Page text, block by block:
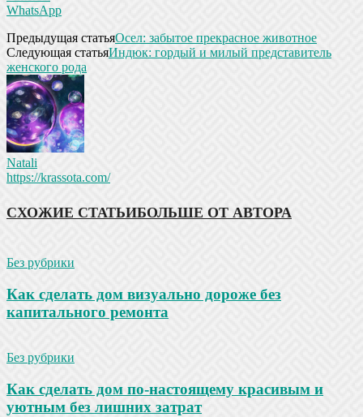
WhatsApp
Предыдущая статьяОсел: забытое прекрасное животное
Следующая статьяИндюк: гордый и милый представитель
женского рода
Natali
https://krassota.com/
СХОЖИЕ СТАТЬИБОЛЬШЕ ОТ АВТОРА
Без рубрики
Как сделать дом визуально дороже без
капитального ремонта
Без рубрики
Как сделать дом по-настоящему красивым и
уютным без лишних затрат